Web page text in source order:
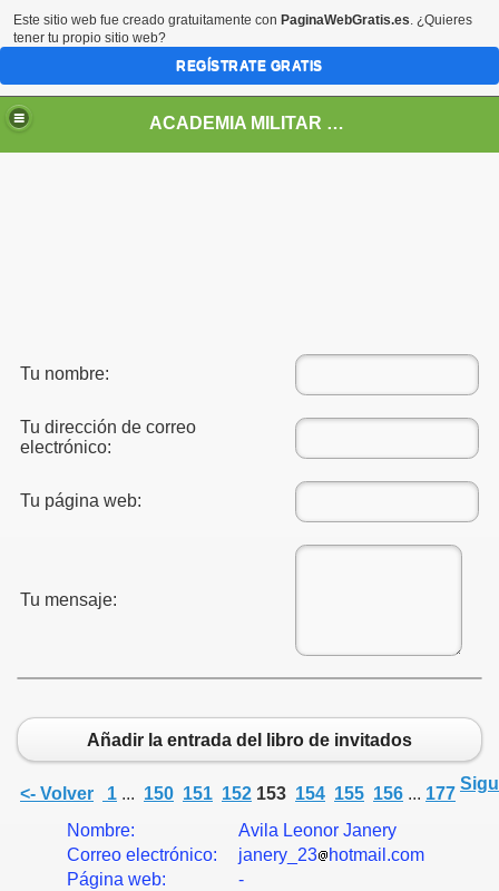
ACADEMIA MILITAR DE HONDURAS GENERAL FRANCISCO MORAZAN
Tu nombre:
Tu dirección de correo
electrónico:
Tu página web:
Tu mensaje:
Añadir la entrada del libro de invitados
<- Volver 1 ... 150 151 152 153 154 155 156 ... 177
Nombre:
Avila Leonor Janery
Correo electrónico:
janery_23
hotmail.com
Página web:
-
Este sitio web fue creado gratuitamente con PaginaWebGratis.es. ¿Quieres
tener tu propio sitio web?
REGÍSTRATE GRATIS